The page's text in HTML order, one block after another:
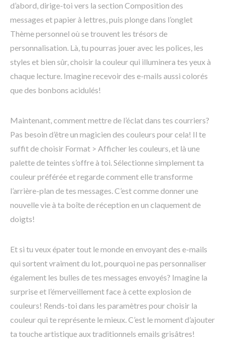
d’abord, dirige-toi vers la section Composition des
messages et papier à lettres, puis plonge dans l’onglet
Thème personnel où se trouvent les trésors de
personnalisation. Là, tu pourras jouer avec les polices, les
styles et bien sûr, choisir la couleur qui illuminera tes yeux à
chaque lecture. Imagine recevoir des e-mails aussi colorés
que des bonbons acidulés!
Maintenant, comment mettre de l’éclat dans tes courriers?
Pas besoin d’être un magicien des couleurs pour cela! Il te
suffit de choisir Format > Afficher les couleurs, et là une
palette de teintes s’offre à toi. Sélectionne simplement ta
couleur préférée et regarde comment elle transforme
l’arrière-plan de tes messages. C’est comme donner une
nouvelle vie à ta boîte de réception en un claquement de
doigts!
Et si tu veux épater tout le monde en envoyant des e-mails
qui sortent vraiment du lot, pourquoi ne pas personnaliser
également les bulles de tes messages envoyés? Imagine la
surprise et l’émerveillement face à cette explosion de
couleurs! Rends-toi dans les paramètres pour choisir la
couleur qui te représente le mieux. C’est le moment d’ajouter
ta touche artistique aux traditionnels emails grisâtres!